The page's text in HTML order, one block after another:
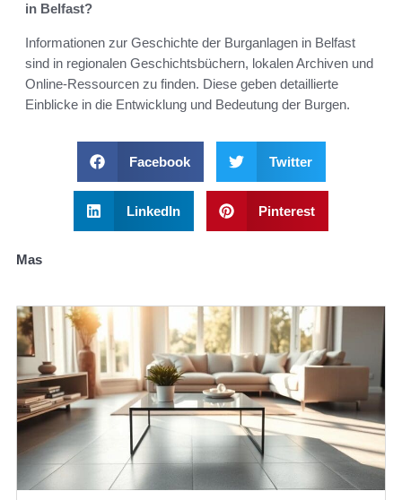
in Belfast?
Informationen zur Geschichte der Burganlagen in Belfast
sind in regionalen Geschichtsbüchern, lokalen Archiven und
Online-Ressourcen zu finden. Diese geben detaillierte
Einblicke in die Entwicklung und Bedeutung der Burgen.
Facebook Twitter
LinkedIn Pinterest
Mas